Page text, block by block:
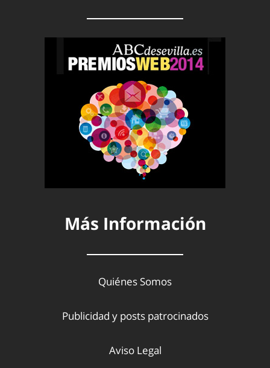
Más Información
Quiénes Somos
Publicidad y posts patrocinados
Aviso Legal